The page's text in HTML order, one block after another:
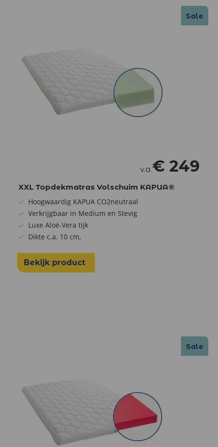
Sale
v.a.€ 249
XXL Topdekmatras Volschuim KAPUA®
Hoogwaardig KAPUA CO2neutraal
Verkrijgbaar in Medium en Stevig
Luxe Aloë-Vera tijk
Dikte c.a. 10 cm,
Bekijk product
Sale